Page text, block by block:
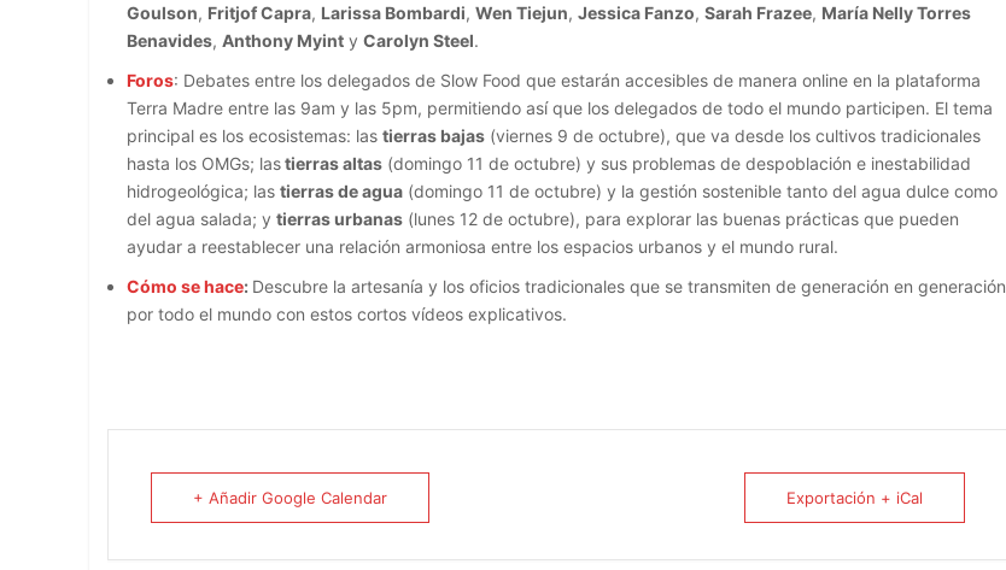
Goulson, Fritjof Capra, Larissa Bombardi, Wen Tiejun, Jessica Fanzo, Sarah Frazee, María Nelly Torres
Benavides, Anthony Myint y Carolyn Steel.
Foros: Debates entre los delegados de Slow Food que estarán accesibles de manera online en la plataforma
Terra Madre entre las 9am y las 5pm, permitiendo así que los delegados de todo el mundo participen. El tema
principal es los ecosistemas: las tierras bajas (viernes 9 de octubre), que va desde los cultivos tradicionales
hasta los OMGs; lastierras altas (domingo 11 de octubre) y sus problemas de despoblación e inestabilidad
hidrogeológica; las tierras de agua (domingo 11 de octubre) y la gestión sostenible tanto del agua dulce como
del agua salada; y tierras urbanas (lunes 12 de octubre), para explorar las buenas prácticas que pueden
ayudar a reestablecer una relación armoniosa entre los espacios urbanos y el mundo rural.
Cómo se hace: Descubre la artesanía y los oficios tradicionales que se transmiten de generación en generación
por todo el mundo con estos cortos vídeos explicativos.
+ Añadir Google Calendar Exportación + iCal